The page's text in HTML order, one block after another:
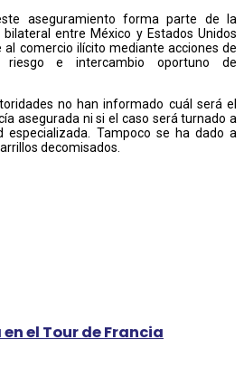
aseguramiento forma parte de la
entre México y Estados Unidos
comercio ilícito mediante acciones de
riesgo e intercambio oportuno de
no han informado cuál será el
asegurada ni si el caso será turnado a
especializada. Tampoco se ha dado a
decomisados.
el Tour de Francia